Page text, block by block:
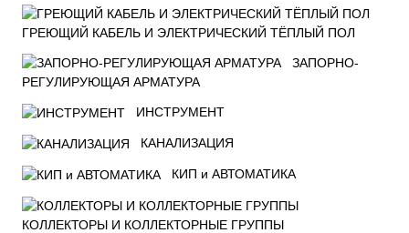
ГРЕЮЩИЙ КАБЕЛЬ И ЭЛЕКТРИЧЕСКИЙ ТЁПЛЫЙ ПОЛ
ЗАПОРНО-
РЕГУЛИРУЮЩАЯ АРМАТУРА
ИНСТРУМЕНТ
КАНАЛИЗАЦИЯ
КИП и АВТОМАТИКА
КОЛЛЕКТОРЫ И КОЛЛЕКТОРНЫЕ ГРУППЫ